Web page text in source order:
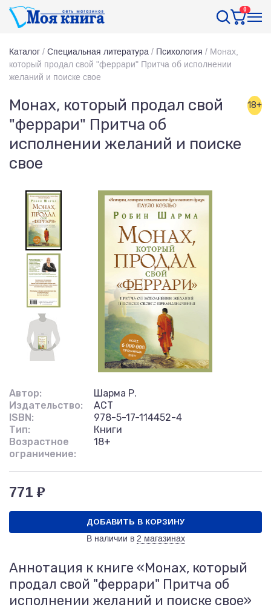
0
Каталог / Специальная литература / Психология / Монах,
который продал свой "феррари" Притча об исполнении
желаний и поиске свое
Монах, который продал свой
"феррари" Притча об
исполнении желаний и поиске
свое
18+
Автор:
Шарма Р.
Издательство:
АСТ
ISBN:
978-5-17-114452-4
Тип:
Книги
Возрастное
ограничение:
18+
771 ₽
ДОБАВИТЬ В КОРЗИНУ
В наличии в 2 магазинах
Аннотация к книге «Монах, который
продал свой "феррари" Притча об
исполнении желаний и поиске свое»